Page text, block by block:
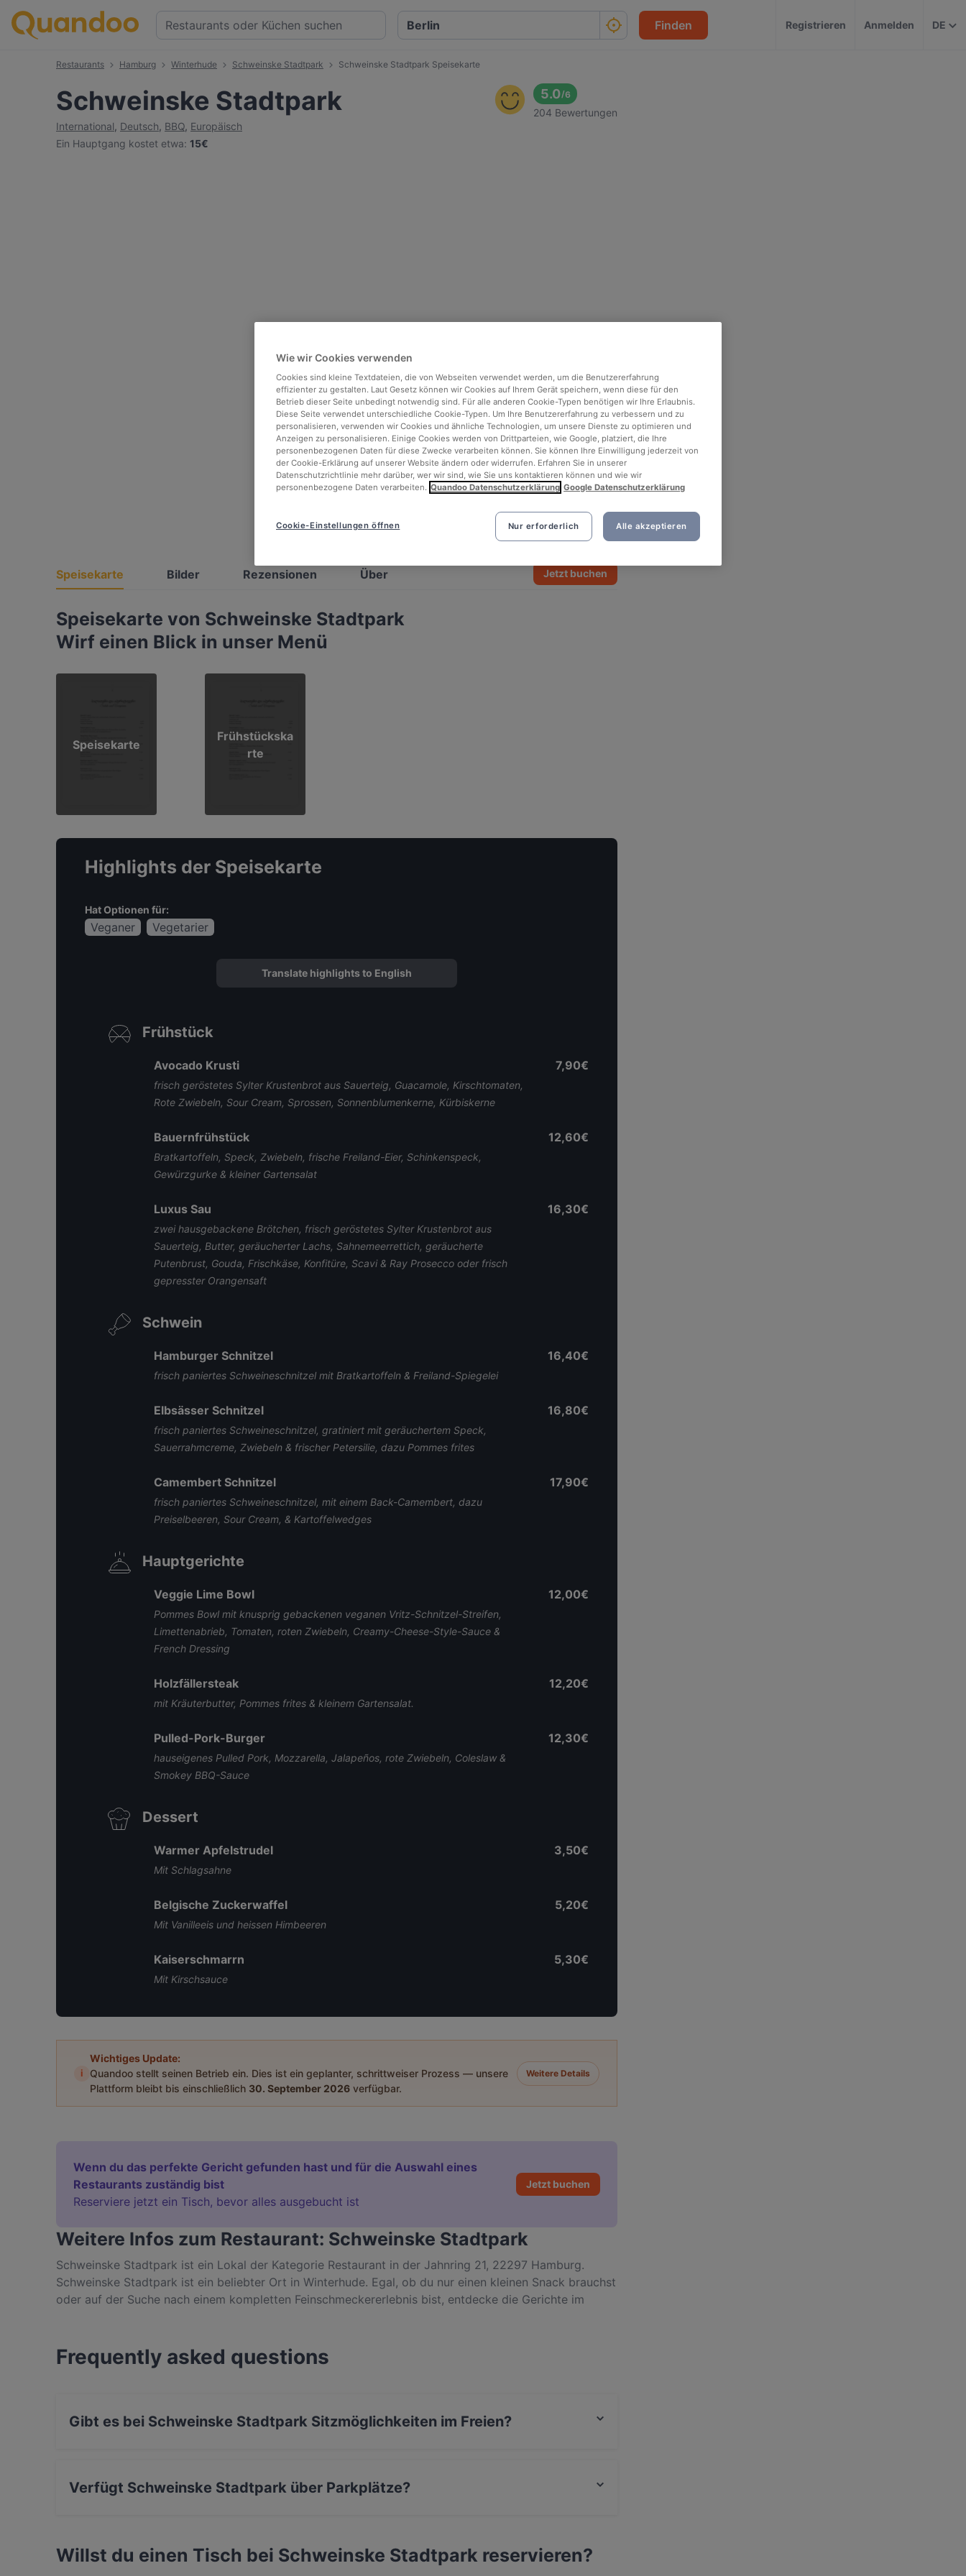
Finden Registrieren Anmelden DE
Restaurants Hamburg Winterhude Schweinske Stadtpark Schweinske Stadtpark Speisekarte
Schweinske Stadtpark
International, Deutsch, BBQ, Europäisch
Ein Hauptgang kostet etwa: 15€
5.0/6
204 Bewertungen
See all 14 photos
Speisekarte Bilder Rezensionen Über Jetzt buchen
Speisekarte von Schweinske Stadtpark
Wirf einen Blick in unser Menü
Speisekarte
Frühstückska
rte
Highlights der Speisekarte
Hat Optionen für:
Veganer Vegetarier
Translate highlights to English
Frühstück
Avocado Krusti
frisch geröstetes Sylter Krustenbrot aus Sauerteig, Guacamole, Kirschtomaten,
Rote Zwiebeln, Sour Cream, Sprossen, Sonnenblumenkerne, Kürbiskerne
7,90€
Bauernfrühstück
Bratkartoffeln, Speck, Zwiebeln, frische Freiland-Eier, Schinkenspeck,
Gewürzgurke & kleiner Gartensalat
12,60€
Luxus Sau
zwei hausgebackene Brötchen, frisch geröstetes Sylter Krustenbrot aus
Sauerteig, Butter, geräucherter Lachs, Sahnemeerrettich, geräucherte
Putenbrust, Gouda, Frischkäse, Konfitüre, Scavi & Ray Prosecco oder frisch
gepresster Orangensaft
16,30€
Schwein
Hamburger Schnitzel
frisch paniertes Schweineschnitzel mit Bratkartoffeln & Freiland-Spiegelei
16,40€
Elbsässer Schnitzel
frisch paniertes Schweineschnitzel, gratiniert mit geräuchertem Speck,
Sauerrahmcreme, Zwiebeln & frischer Petersilie, dazu Pommes frites
16,80€
Camembert Schnitzel
frisch paniertes Schweineschnitzel, mit einem Back-Camembert, dazu
Preiselbeeren, Sour Cream, & Kartoffelwedges
17,90€
Hauptgerichte
Veggie Lime Bowl
Pommes Bowl mit knusprig gebackenen veganen Vritz-Schnitzel-Streifen,
Limettenabrieb, Tomaten, roten Zwiebeln, Creamy-Cheese-Style-Sauce &
French Dressing
12,00€
Holzfällersteak
mit Kräuterbutter, Pommes frites & kleinem Gartensalat.
12,20€
Pulled-Pork-Burger
hauseigenes Pulled Pork, Mozzarella, Jalapeños, rote Zwiebeln, Coleslaw &
Smokey BBQ-Sauce
12,30€
Dessert
Warmer Apfelstrudel
Mit Schlagsahne
3,50€
Belgische Zuckerwaffel
Mit Vanilleeis und heissen Himbeeren
5,20€
Kaiserschmarrn
Mit Kirschsauce
5,30€
i
Wichtiges Update:
Quandoo stellt seinen Betrieb ein. Dies ist ein geplanter, schrittweiser Prozess — unsere
Plattform bleibt bis einschließlich 30. September 2026 verfügbar.
Weitere Details
Wenn du das perfekte Gericht gefunden hast und für die Auswahl eines
Restaurants zuständig bist
Reserviere jetzt ein Tisch, bevor alles ausgebucht ist
Jetzt buchen
Weitere Infos zum Restaurant: Schweinske Stadtpark
Schweinske Stadtpark ist ein Lokal der Kategorie Restaurant in der Jahnring 21, 22297 Hamburg.
Schweinske Stadtpark ist ein beliebter Ort in Winterhude. Egal, ob du nur einen kleinen Snack brauchst
oder auf der Suche nach einem kompletten Feinschmeckererlebnis bist, entdecke die Gerichte im
Frequently asked questions
Gibt es bei Schweinske Stadtpark Sitzmöglichkeiten im Freien?
Verfügt Schweinske Stadtpark über Parkplätze?
Willst du einen Tisch bei Schweinske Stadtpark reservieren?
Wie wir Cookies verwenden
Cookies sind kleine Textdateien, die von Webseiten verwendet werden, um die Benutzererfahrung
effizienter zu gestalten. Laut Gesetz können wir Cookies auf Ihrem Gerät speichern, wenn diese für den
Betrieb dieser Seite unbedingt notwendig sind. Für alle anderen Cookie-Typen benötigen wir Ihre Erlaubnis.
Diese Seite verwendet unterschiedliche Cookie-Typen. Um Ihre Benutzererfahrung zu verbessern und zu
personalisieren, verwenden wir Cookies und ähnliche Technologien, um unsere Dienste zu optimieren und
Anzeigen zu personalisieren. Einige Cookies werden von Drittparteien, wie Google, platziert, die Ihre
personenbezogenen Daten für diese Zwecke verarbeiten können. Sie können Ihre Einwilligung jederzeit von
der Cookie-Erklärung auf unserer Website ändern oder widerrufen. Erfahren Sie in unserer
Datenschutzrichtlinie mehr darüber, wer wir sind, wie Sie uns kontaktieren können und wie wir
personenbezogene Daten verarbeiten. Quandoo Datenschutzerklärung Google Datenschutzerklärung
Nur erforderlich Alle akzeptieren
Cookie-Einstellungen öffnen